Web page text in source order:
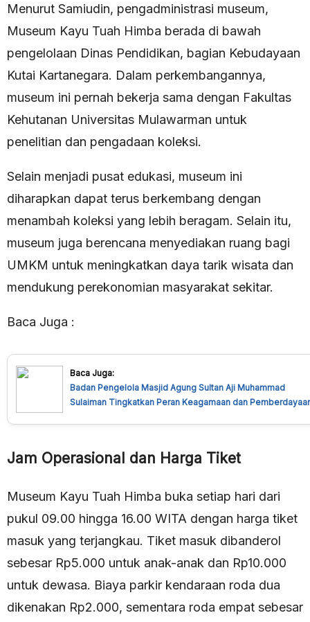
Menurut Samiudin, pengadministrasi museum,
Museum Kayu Tuah Himba berada di bawah
pengelolaan Dinas Pendidikan, bagian Kebudayaan
Kutai Kartanegara. Dalam perkembangannya,
museum ini pernah bekerja sama dengan Fakultas
Kehutanan Universitas Mulawarman untuk
penelitian dan pengadaan koleksi.
Selain menjadi pusat edukasi, museum ini
diharapkan dapat terus berkembang dengan
menambah koleksi yang lebih beragam. Selain itu,
museum juga berencana menyediakan ruang bagi
UMKM untuk meningkatkan daya tarik wisata dan
mendukung perekonomian masyarakat sekitar.
Baca Juga :
Baca Juga:
Badan Pengelola Masjid Agung Sultan Aji Muhammad
Sulaiman Tingkatkan Peran Keagamaan dan
Jam Operasional dan Harga Tiket
Museum Kayu Tuah Himba buka setiap hari dari
pukul 09.00 hingga 16.00 WITA dengan harga tiket
masuk yang terjangkau. Tiket masuk dibanderol
sebesar Rp5.000 untuk anak-anak dan Rp10.000
untuk dewasa. Biaya parkir kendaraan roda dua
dikenakan Rp2.000, sementara roda empat sebesar